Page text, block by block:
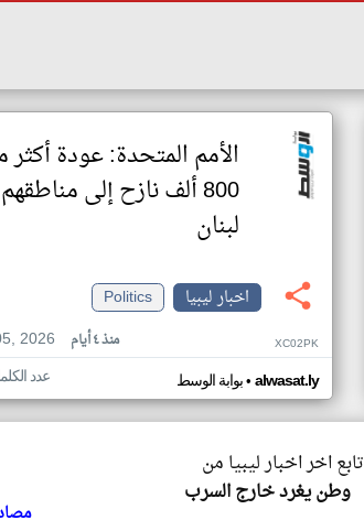
الأمم المتحدة: عودة أكثر
800 ألف نازح إلى
لبنان
اخبار ليبيا
Politics
2026
منذ ٤ أيام XC02PK
بوابة الوسط• alwasat.ly عدد
تابع اخر اخبار ليبيا من
وطن يغرد خارج السرب